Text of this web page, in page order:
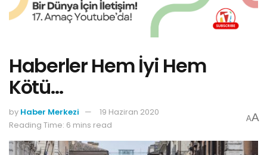
Haberler Hem İyi Hem
Kötü…
by Haber Merkezi
19 Haziran 2020
Reading Time: 6 mins read
AA